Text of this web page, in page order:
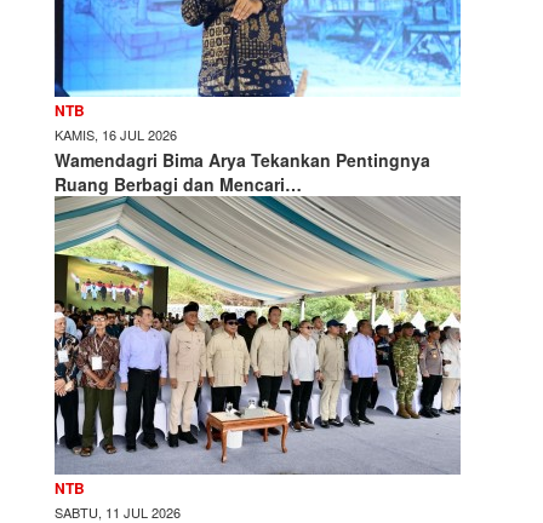
NTB
KAMIS, 16 JUL 2026
Wamendagri Bima Arya Tekankan Pentingnya
Ruang Berbagi dan Mencari…
NTB
SABTU, 11 JUL 2026